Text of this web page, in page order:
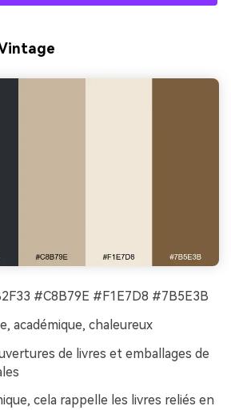
#C8B79E #F1E7D8 #7B5E3B
académique, chaleureux
de livres et emballages de
cela rappelle les livres reliés en